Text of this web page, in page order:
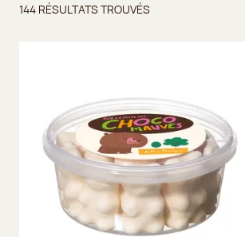
Résultats trouvés
144 RÉSULTATS TROUVÉS